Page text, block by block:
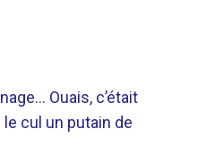
Ouais, c’était
le cul un putain de